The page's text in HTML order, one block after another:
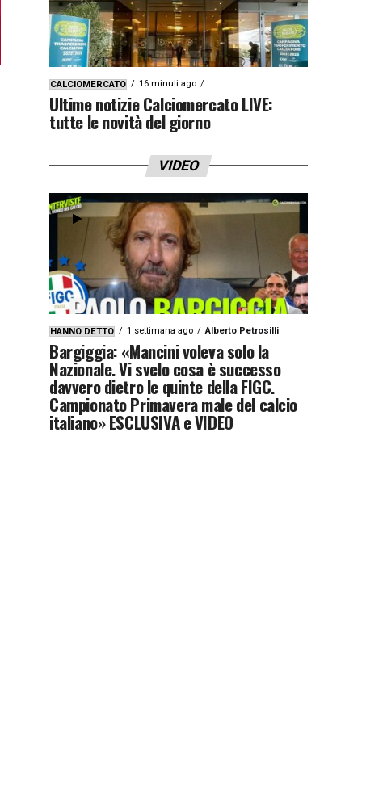
CALCIOMERCATO 16 minuti ago
Ultime notizie Calciomercato LIVE:
tutte le novità del giorno
VIDEO
HANNO DETTO 1 settimana ago Alberto Petrosilli
Bargiggia: «Mancini voleva solo la
Nazionale. Vi svelo cosa è successo
davvero dietro le quinte della FIGC.
Campionato Primavera male del calcio
italiano» ESCLUSIVA e VIDEO